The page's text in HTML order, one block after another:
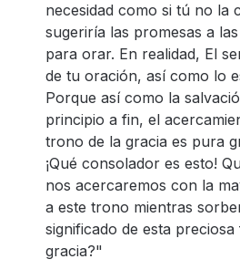
necesidad como si tú no la
sugeriría las promesas a
para orar. En realidad, El
de tu oración, así como lo
Porque así como la
principio a fin, el
trono de la gracia es pura
¡Qué consolador es esto!
nos acercaremos con la
a este trono mientras
significado de esta
gracia?"